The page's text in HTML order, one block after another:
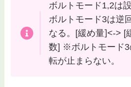
ボルトモード1,2は
ボルトモード3は逆
なる。[緩め量]<-> [
数] ※ボルトモード3
転が止まらない。